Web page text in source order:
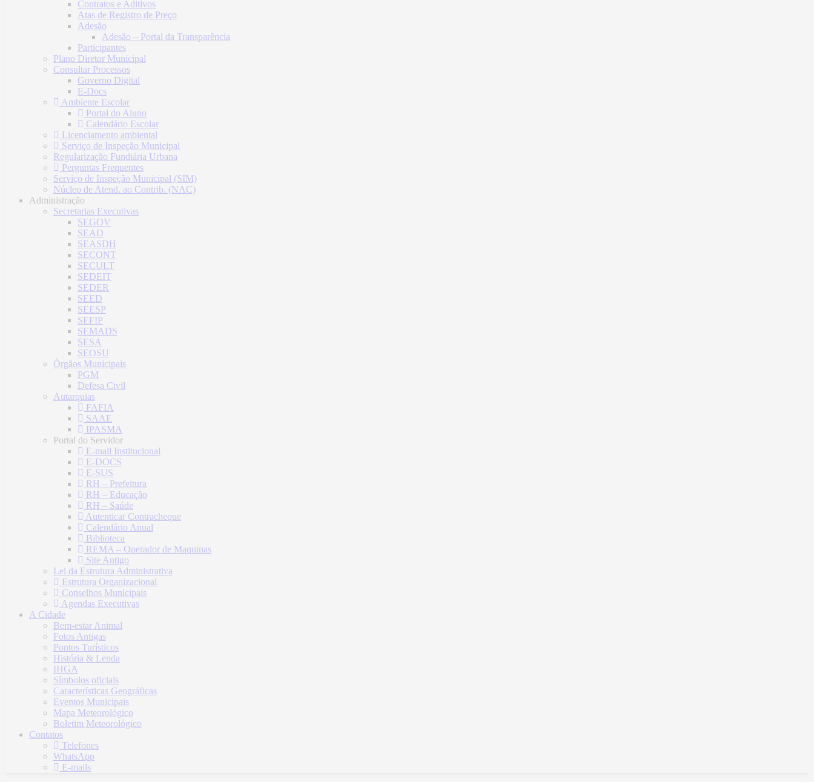
Contratos e Aditivos
Atas de Registro de Preço
Adesão
Adesão – Portal da Transparência
Participantes
Plano Diretor Municipal
Consultar Processos
Governo Digital
E-Docs
Ambiente Escolar
Portal do Aluno
Calendário Escolar
Licenciamento ambiental
Serviço de Inspeção Municipal
Regularização Fundiária Urbana
Perguntas Frequentes
Serviço de Inspeção Municipal (SIM)
Núcleo de Atend. ao Contrib. (NAC)
Administração
Secretarias Executivas
SEGOV
SEAD
SEASDH
SECONT
SECULT
SEDEIT
SEDER
SEED
SEESP
SEFIP
SEMADS
SESA
SEOSU
Órgãos Municipais
PGM
Defesa Civil
Autarquias
FAFIA
SAAE
IPASMA
Portal do Servidor
E-mail Institucional
E-DOCS
E-SUS
RH – Prefeitura
RH – Educação
RH – Saúde
Autenticar Contracheque
Calendário Anual
Biblioteca
REMA – Operador de Maquinas
Site Antigo
Lei da Estrutura Administrativa
Estrutura Organizacional
Conselhos Municipais
Agendas Executivas
A Cidade
Bem-estar Animal
Fotos Antigas
Pontos Turísticos
História & Lenda
IHGA
Símbolos oficiais
Características Geográficas
Eventos Municipais
Mapa Meteorológico
Boletim Meteorológico
Contatos
Telefones
WhatsApp
E-mails